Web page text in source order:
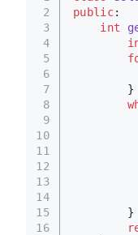
2
3
4
5
6
7
8
9
10
11
12
13
14
15
16
public:
int
        }
        }